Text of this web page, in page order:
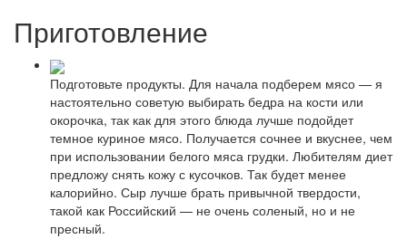
Приготовление
Подготовьте продукты. Для начала подберем мясо — я
настоятельно советую выбирать бедра на кости или
окорочка, так как для этого блюда лучше подойдет
темное куриное мясо. Получается сочнее и вкуснее, чем
при использовании белого мяса грудки. Любителям диет
предложу снять кожу с кусочков. Так будет менее
калорийно. Сыр лучше брать привычной твердости,
такой как Российский — не очень соленый, но и не
пресный.